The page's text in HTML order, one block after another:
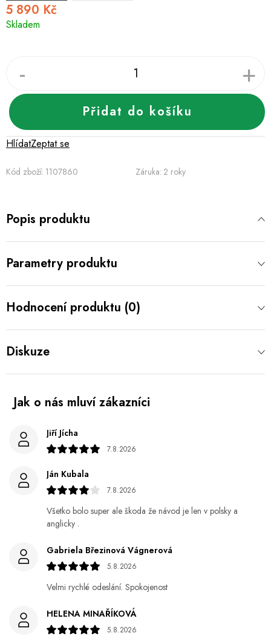
5 890 Kč
Skladem
Přidat do košíku
Kód zboží: 1107860 Záruka: 2 roky
Zeptat se
Hlídat
Popis produktu
Parametry produktu
Hodnocení produktu (0)
Diskuze
Jiří Jícha
7.8.2026
Ján Kubala
7.8.2026
Všetko bolo super ale škoda že návod je len v polsky a
anglicky .
Gabriela Březinová Vágnerová
5.8.2026
Velmi rychlé odeslání. Spokojenost
HELENA MINAŘÍKOVÁ
5.8.2026